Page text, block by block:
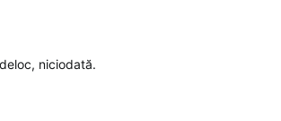
niciodată.